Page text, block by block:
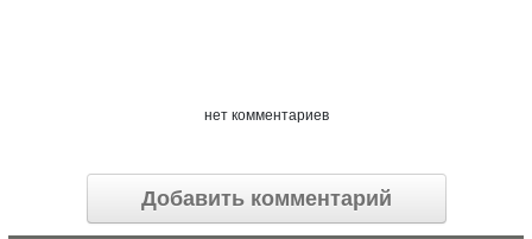
нет комментариев
Добавить комментарий